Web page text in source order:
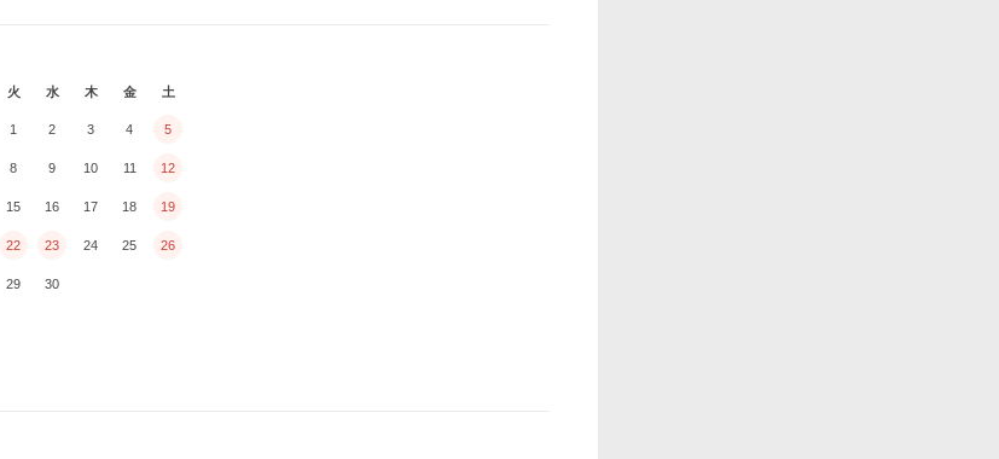
火 水 木 金 土
1 2 3 4 5
8 9 10 11 12
15 16 17 18 19
22 23 24 25 26
29 30